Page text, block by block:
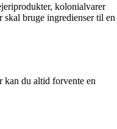
kolonialvarer
bruge ingredienser til en
kan du altid forvente en